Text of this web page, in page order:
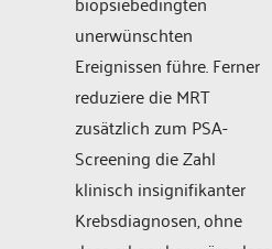
unerwünschten
Ereignissen führe. Ferner
reduziere die MRT
zusätzlich zum PSA-
Screening die Zahl
klinisch insignifikanter
Krebsdiagnosen, ohne